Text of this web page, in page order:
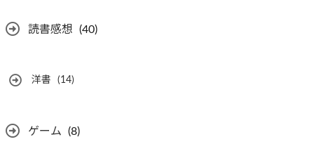
読書感想 (40)
洋書 (14)
ゲーム (8)